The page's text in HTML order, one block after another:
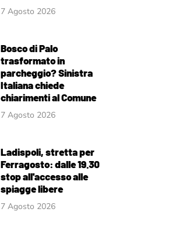
7 Agosto 2026
Bosco di Palo
trasformato in
parcheggio? Sinistra
Italiana chiede
chiarimenti al Comune
7 Agosto 2026
Ladispoli, stretta per
Ferragosto: dalle 19.30
stop all'accesso alle
spiagge libere
7 Agosto 2026